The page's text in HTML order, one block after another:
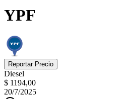
YPF
Reportar Precio
Diesel
$ 1194,00
20/7/2025